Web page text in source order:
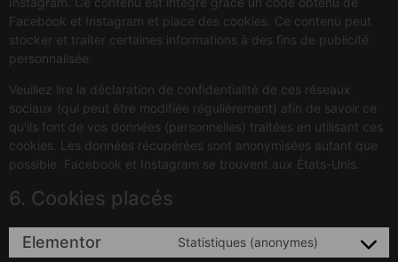
Facebook et Instagram et place des cookies. Ce contenu peut
stocker et traiter certaines informations à des fins de publicité
personnalisée.
Veuillez lire la déclaration de confidentialité de ces réseaux
sociaux (qui peut être modifiée régulièrement) afin de savoir ce
qu’ils font de vos données (personnelles) traitées en utilisant ces
cookies. Les données récupérées sont anonymisées autant que
possible. Facebook et Instagram se trouvent aux États-Unis.
6. Cookies placés
Elementor Statistiques (anonymes)